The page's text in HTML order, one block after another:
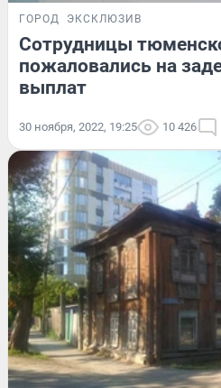
ГОРОД ЭКСКЛЮЗИВ
Сотрудницы
пожаловались на
выплат
30 ноября, 2022, 19:25 10 426